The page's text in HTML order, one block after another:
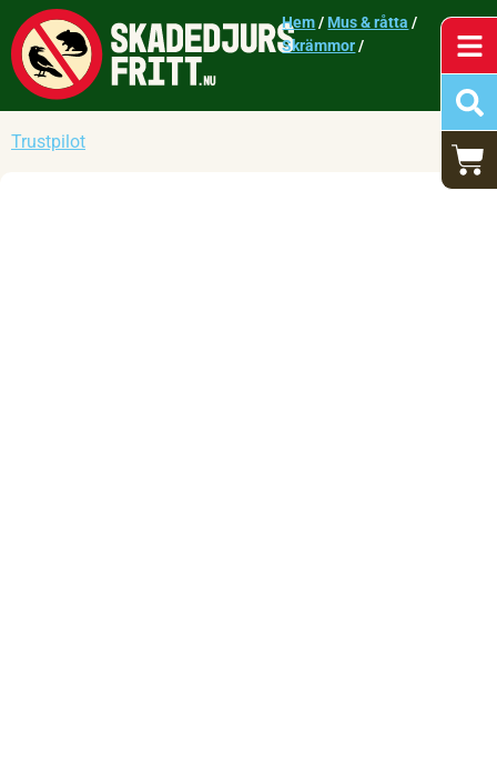
Hem/Mus & råtta /
Skrämmor/
Trustpilot